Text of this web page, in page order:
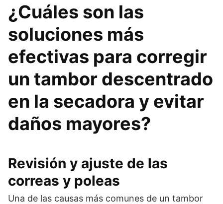
¿Cuáles son las
soluciones más
efectivas para corregir
un tambor descentrado
en la secadora y evitar
daños mayores?
Revisión y ajuste de las
correas y poleas
Una de las causas más comunes de un tambor